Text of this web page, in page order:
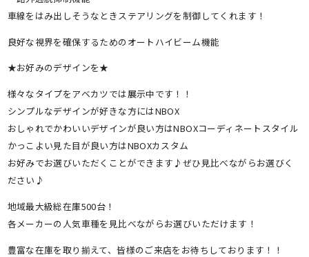
車線をはみ出しそうなときステアリングを制御してくれます！
良好な視界を確保するためのオートハイビーム機能
★お好みのデザインを★
様々なタイプをアベカツでは展示中です！！
シンプルなデザインが好きな方にはNBOX
おしゃれでかわいいデザインが良い方はNBOXコーディネートスタイル
かっこよい見た目が良い方はNBOXカスタム
お好みでお選びいただくことができます♪ぜひ見比べながらお選びく
ださい♪
地域最大級総在庫500台！
各メーカーの人気車種を見比べながらお選びいただけます！
豊富な在庫を取り揃えて、皆様のご来店をお待ちしております！！